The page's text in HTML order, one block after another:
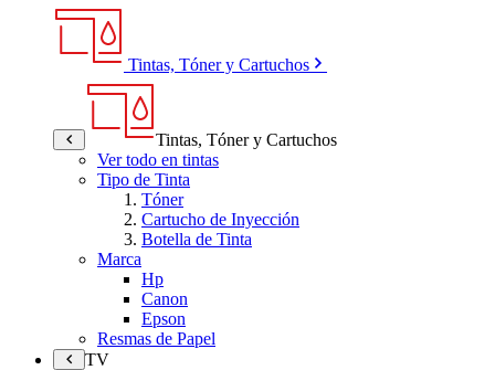
Tintas, Tóner y Cartuchos
Tintas, Tóner y Cartuchos
Ver todo en tintas
Tipo de Tinta
Tóner
Cartucho de Inyección
Botella de Tinta
Marca
Hp
Canon
Epson
Resmas de Papel
TV